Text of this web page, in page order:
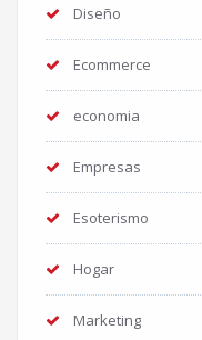
Diseño
Ecommerce
economia
Empresas
Esoterismo
Hogar
Marketing